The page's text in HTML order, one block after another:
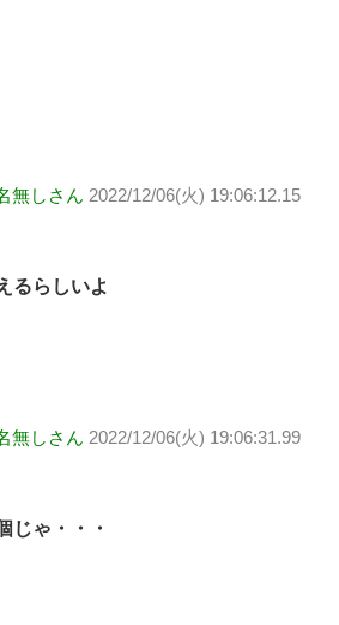
無しさん 2022/12/06(火) 19:06:12.15
るらしいよ
無しさん 2022/12/06(火) 19:06:31.99
じゃ・・・